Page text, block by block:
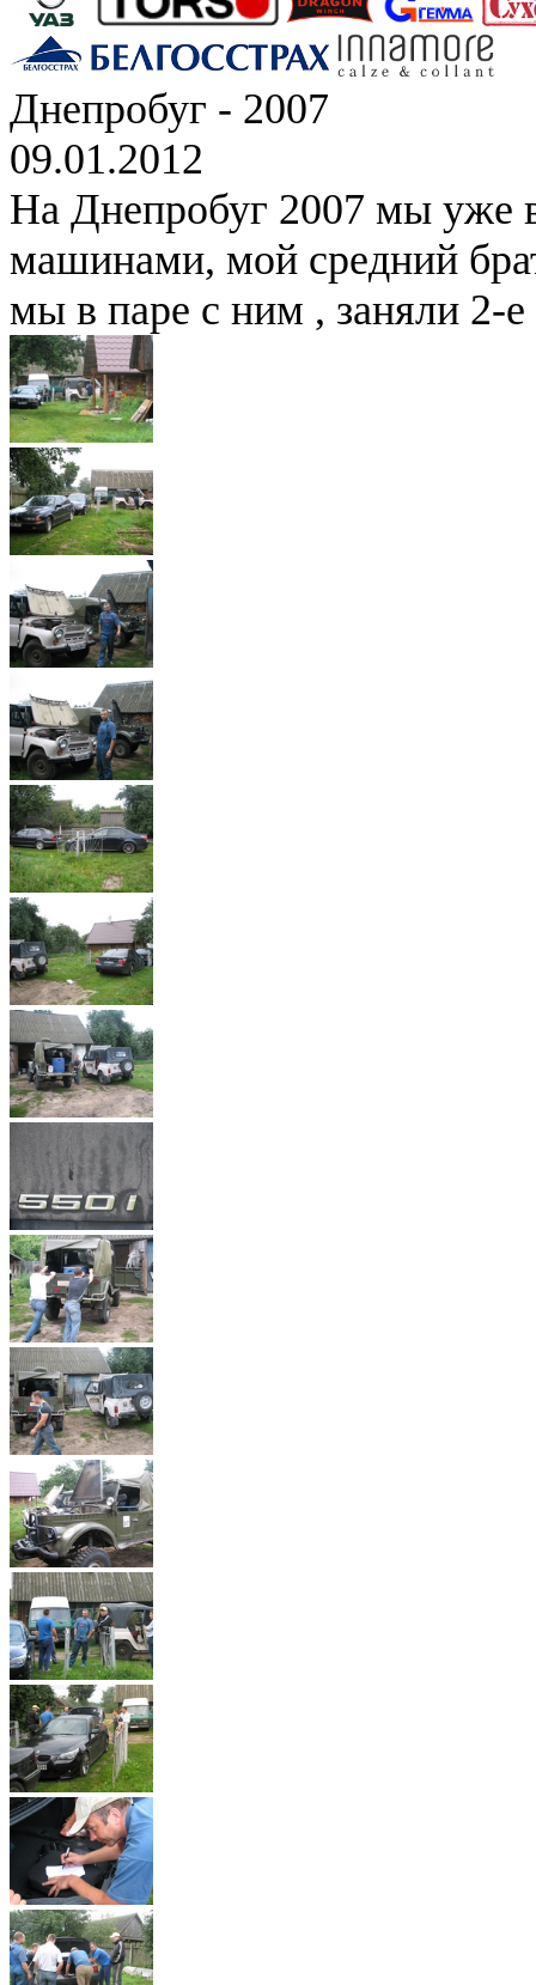
Днепробуг - 2007
09.01.2012
На Днепробуг 2007 мы уже
машинами, мой средний
мы в паре с ним , заняли 2-